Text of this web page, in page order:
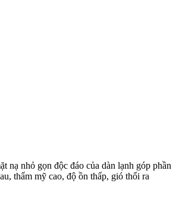
nạ nhỏ gọn độc đáo của dàn lạnh góp phần
thẩm mỹ cao, độ ồn thấp, gió thổi ra